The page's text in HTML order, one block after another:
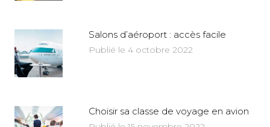
Salons d’aéroport : accès facile
Publié le 4 octobre 2022
Choisir sa classe de voyage en avion